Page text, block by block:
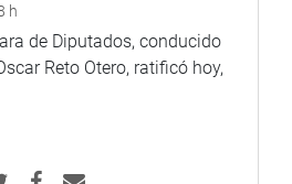
h
de Diputados, conducido
Reto Otero, ratificó hoy,